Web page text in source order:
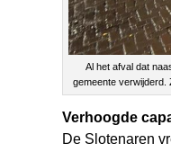
Al het afval dat
gemeente verwijderd.
Verhoogde
De Slotenaren